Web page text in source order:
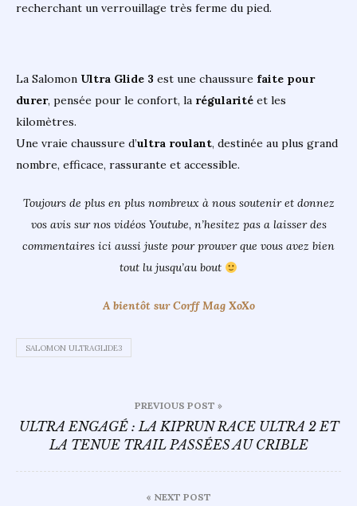
recherchant un verrouillage très ferme du pied.
La Salomon Ultra Glide 3 est une chaussure faite pour
durer, pensée pour le confort, la régularité et les
kilomètres.
Une vraie chaussure d’ultra roulant, destinée au plus grand
nombre, efficace, rassurante et accessible.
Toujours de plus en plus nombreux à nous soutenir et donnez
vos avis sur nos vidéos Youtube, n’hesitez pas a laisser des
commentaires ici aussi juste pour prouver que vous avez bien
tout lu jusqu’au bout
A bientôt sur Corff Mag XoXo
SALOMON ULTRAGLIDE3
de
l’article
PREVIOUS POST »
ULTRA ENGAGÉ : LA KIPRUN RACE ULTRA 2 ET
LA TENUE TRAIL PASSÉES AU CRIBLE
« NEXT POST